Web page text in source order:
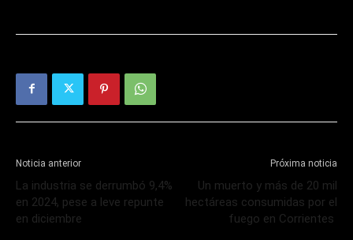
Noticia anterior
La industria se derrumbó 9,4%
en 2024, pese a leve repunte
en diciembre
Próxima noticia
Un muerto y más de 20 mil
hectáreas consumidas por el
fuego en Corrientes